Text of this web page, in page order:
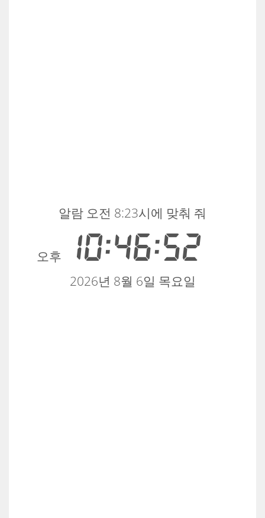
오후 10:46:52
알람 오전 8:23시에 맞춰 줘
2026년 8월 6일 목요일